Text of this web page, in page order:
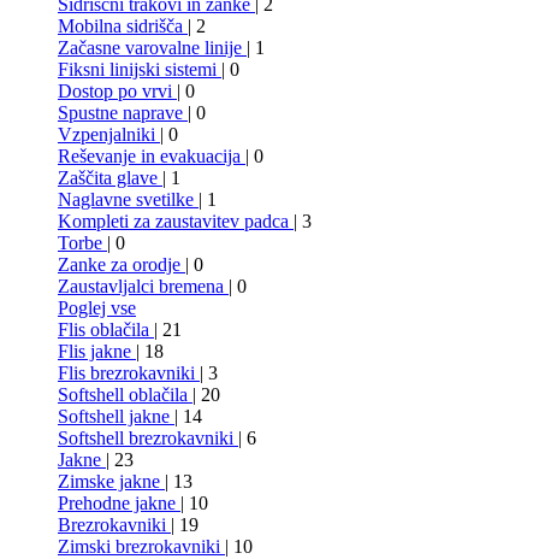
Sidriščni trakovi in zanke | 2
Mobilna sidrišča | 2
Začasne varovalne linije | 1
Fiksni linijski sistemi | 0
Dostop po vrvi | 0
Spustne naprave | 0
Vzpenjalniki | 0
Reševanje in evakuacija | 0
Zaščita glave | 1
Naglavne svetilke | 1
Kompleti za zaustavitev padca | 3
Torbe | 0
Zanke za orodje | 0
Zaustavljalci bremena | 0
Poglej vse
Flis oblačila | 21
Flis jakne | 18
Flis brezrokavniki | 3
Softshell oblačila | 20
Softshell jakne | 14
Softshell brezrokavniki | 6
Jakne | 23
Zimske jakne | 13
Prehodne jakne | 10
Brezrokavniki | 19
Zimski brezrokavniki | 10